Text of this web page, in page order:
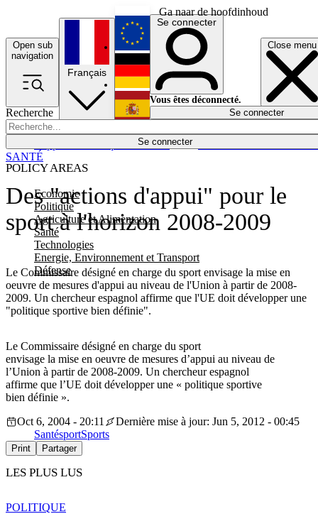
Ga naar de hoofdinhoud
Open sub
navigation
Close menu
Recherche
Se connecter
POLICY AREAS
Economie
Politique
Agriculture et Alimentation
Santé
Technologies
Energie, Environnement et Transport
Défense
Économie
Français
English
Deutsch
Español
Se connecter
Vous êtes déconnecté.
Se connecter
Des "actions d'appui" pour le
sport à l'horizon 2008-2009
Le Commissaire désigné en charge du sport envisage la mise en
oeuvre de mesures d'appui au niveau de l'Union à partir de 2008-
2009. Un chercheur espagnol affirme que l'UE doit développer une
"politique sportive bien définie".
SANTÉ
Le Commissaire désigné en charge du sport
envisage la mise en oeuvre de mesures d’appui au niveau de
l’Union à partir de 2008-2009. Un chercheur espagnol
affirme que l’UE doit développer une « politique sportive
bien définie ».
Oct 6, 2004 - 20:11
Dernière mise à jour: Jun 5, 2012 - 00:45
SantésportSports
Print Partager
LES PLUS LUS
POLITIQUE